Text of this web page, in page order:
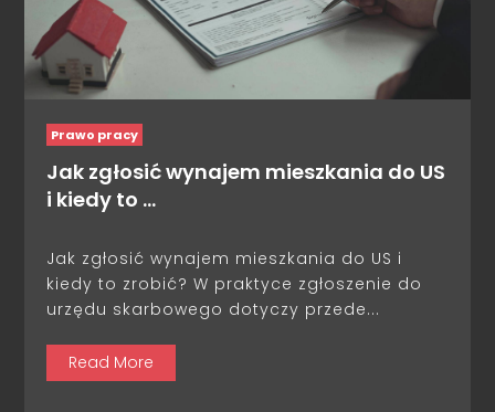
Prawo pracy
Jak zgłosić wynajem mieszkania do US
i kiedy to …
Jak zgłosić wynajem mieszkania do US i
kiedy to zrobić? W praktyce zgłoszenie do
urzędu skarbowego dotyczy przede...
Read More